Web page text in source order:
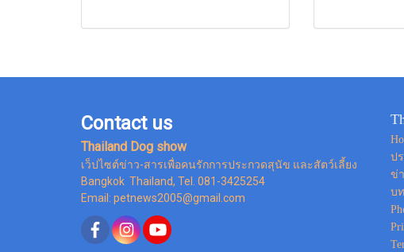
Contact us
Thailand Dog show
เว็ปไซต์ข่าว-สารเพื่อคนรักการประกวดสุนัข และสัตว์เลี้ยง
Bangkok Thailand, Tel. 081-3425254
Email: petnews2005@gmail.com
ป
ข่
บ